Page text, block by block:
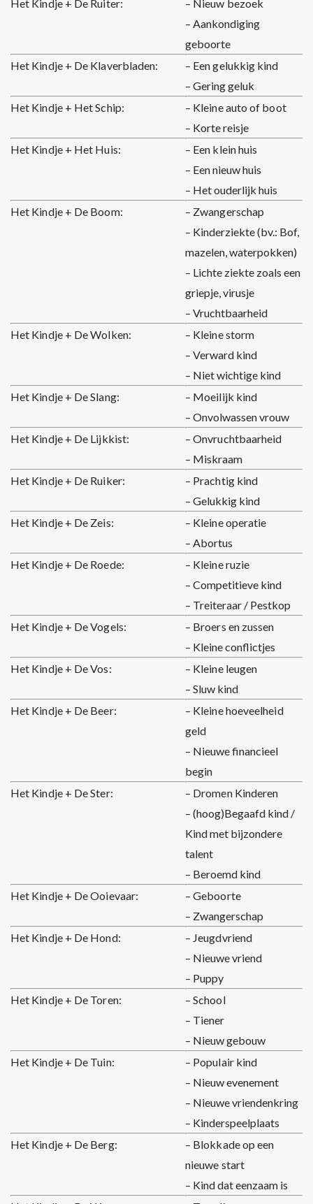
Het Kindje + De Ruiter:
– Nieuw bezoek
– Aankondiging
geboorte
Het Kindje + De Klaverbladen:
– Een gelukkig kind
– Gering geluk
Het Kindje + Het Schip:
– Kleine auto of boot
– Korte reisje
Het Kindje + Het Huis:
– Een klein huis
– Een nieuw huis
– Het ouderlijk huis
Het Kindje + De Boom:
– Zwangerschap
– Kinderziekte (bv.: Bof,
mazelen, waterpokken)
– Lichte ziekte zoals een
griepje, virusje
– Vruchtbaarheid
Het Kindje + De Wolken:
– Kleine storm
– Verward kind
– Niet wichtige kind
Het Kindje + De Slang:
– Moeilijk kind
– Onvolwassen vrouw
Het Kindje + De Lijkkist:
– Onvruchtbaarheid
– Miskraam
Het Kindje + De Ruiker:
– Prachtig kind
– Gelukkig kind
Het Kindje + De Zeis:
– Kleine operatie
– Abortus
Het Kindje + De Roede:
– Kleine ruzie
– Competitieve kind
– Treiteraar / Pestkop
Het Kindje + De Vogels:
– Broers en zussen
– Kleine conflictjes
Het Kindje + De Vos:
– Kleine leugen
– Sluw kind
Het Kindje + De Beer:
– Kleine hoeveelheid
geld
– Nieuwe financieel
begin
Het Kindje + De Ster:
– Dromen Kinderen
– (hoog)Begaafd kind /
Kind met bijzondere
talent
– Beroemd kind
Het Kindje + De Ooievaar:
– Geboorte
– Zwangerschap
Het Kindje + De Hond:
– Jeugdvriend
– Nieuwe vriend
– Puppy
Het Kindje + De Toren:
– School
– Tiener
– Nieuw gebouw
Het Kindje + De Tuin:
– Populair kind
– Nieuw evenement
– Nieuwe vriendenkring
– Kinderspeelplaats
Het Kindje + De Berg:
– Blokkade op een
nieuwe start
– Kind dat eenzaam is